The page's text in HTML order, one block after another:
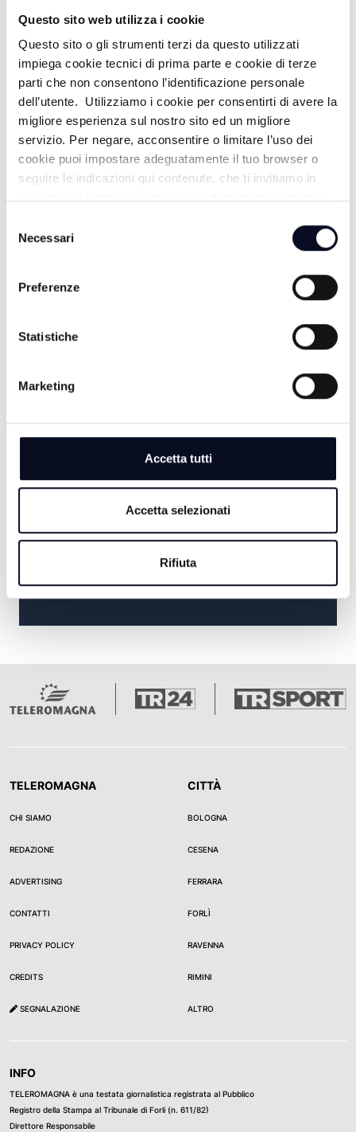
Questo sito web utilizza i cookie
Questo sito o gli strumenti terzi da questo utilizzati
impiega cookie tecnici di prima parte e cookie di terze
parti che non consentono l’identificazione personale
dell’utente. Utilizziamo i cookie per consentirti di avere la
migliore esperienza sul nostro sito ed un migliore
servizio. Per negare, acconsentire o limitare l’uso dei
cookie puoi impostare adeguatamente il tuo browser o
seguire le indicazioni qui contenute, che ti invitiamo in
delNecessari
Preferenze
Statistiche
Marketing
Accetta tutti
Accetta selezionati
Rifiuta
LA GUERRA A CUBA
TG GIORNO
18:00
DENTRO LA NOTIZIA
TG SERA
21:00
GAL L'ALTRA ROMAGNA
22:30
TELEROMAGNA
CHI SIAMO
REDAZIONE
ADVERTISING
CONTATTI
PRIVACY POLICY
CREDITS
SEGNALAZIONE
CITTÀ
BOLOGNA
CESENA
FERRARA
FORLÌ
RAVENNA
RIMINI
ALTRO
INFO
TELEROMAGNA è una testata giornalistica registrata al Pubblico
Registro della Stampa al Tribunale di Forli (n. 611/82)
Direttore Responsabile